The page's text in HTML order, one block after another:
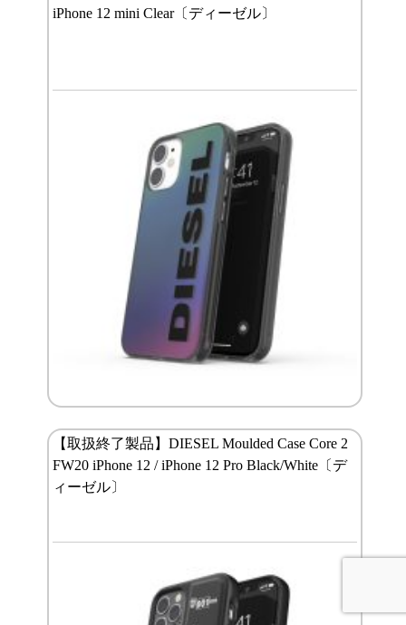
iPhone 12 mini Clear〔ディーゼル〕
【取扱終了製品】DIESEL Moulded Case Core 2
FW20 iPhone 12 / iPhone 12 Pro Black/White〔デ
ィーゼル〕